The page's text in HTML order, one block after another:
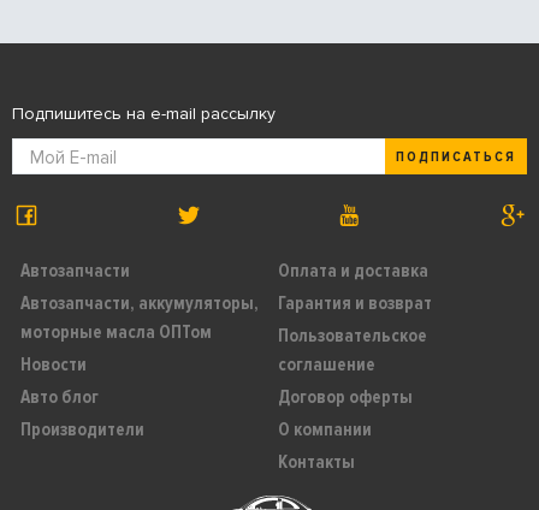
Автозапчасти
Автозапчасти, аккумуляторы,
моторные масла ОПТом
Новости
Авто блог
Производители
Оплата и доставка
Гарантия и возврат
Пользовательское
соглашение
Договор оферты
О компании
Контакты
Подпишитесь на e-mail рассылку
ПОДПИСАТЬСЯ